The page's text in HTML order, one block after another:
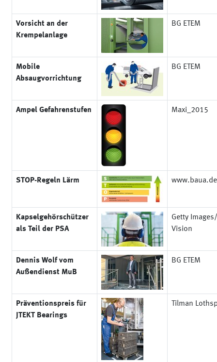
Vorsicht an der
Krempelanlage
BG ETEM
Mobile
Absaugvorrichtung
BG ETEM
Ampel Gefahrenstufen Maxi_2015
STOP-Regeln Lärm www.baua.de
Kapselgehörschützer
als Teil der PSA
Getty
Vision
Dennis Wolf vom
Außendienst MuB
BG ETEM
Präventionspreis für
JTEKT Bearings
Tilman